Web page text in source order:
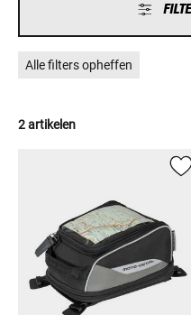
Alle filters opheffen
2 artikelen